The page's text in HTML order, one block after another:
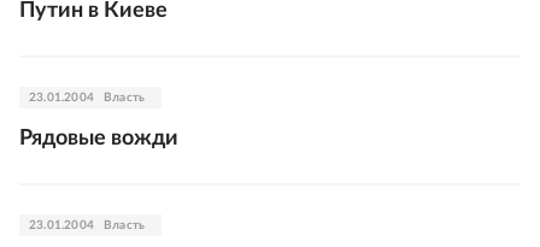
Путин в Киеве
23.01.2004 Власть
Рядовые вожди
23.01.2004 Власть